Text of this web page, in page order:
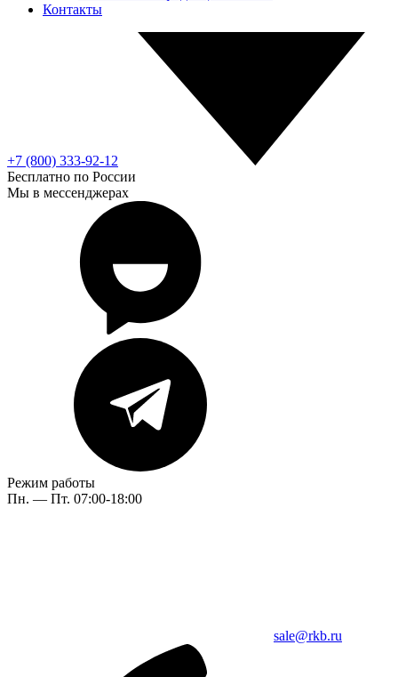
Контакты
+7 (800) 333-92-12
Бесплатно по России
Мы в мессенджерах
Режим работы
Пн. — Пт. 07:00-18:00
sale@rkb.ru